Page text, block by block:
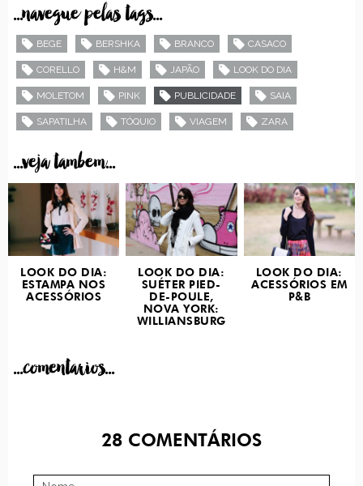
...navegue pelas tags...
BEGE BERSHKA BRANCO CASACO
CORELLO H&M JAPÃO LOOK DO DIA
MOLETOM PINK PUBLICIDADE SAIA
SAPATILHA TÓQUIO VIAGEM ZARA
...veja tambem...
LOOK DO DIA:
ESTAMPA NOS
ACESSÓRIOS
LOOK DO DIA:
SUÉTER PIED-
DE-POULE,
NOVA YORK:
WILLIANSBURG
LOOK DO DIA:
ACESSÓRIOS EM
P&B
...comentarios...
28 COMENTÁRIOS